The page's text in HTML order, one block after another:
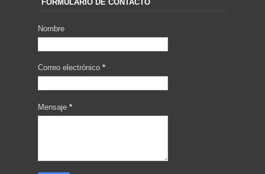
FORMULARIO DE CONTACTO
Nombre
Correo electrónico *
Mensaje *